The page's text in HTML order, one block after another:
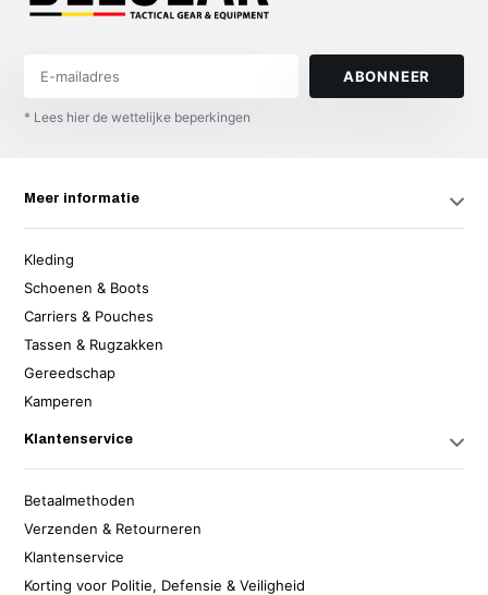
ABONNEER
* Lees hier de wettelijke beperkingen
Meer informatie
Kleding
Schoenen & Boots
Carriers & Pouches
Tassen & Rugzakken
Gereedschap
Kamperen
Klantenservice
Betaalmethoden
Verzenden & Retourneren
Klantenservice
Korting voor Politie, Defensie & Veiligheid